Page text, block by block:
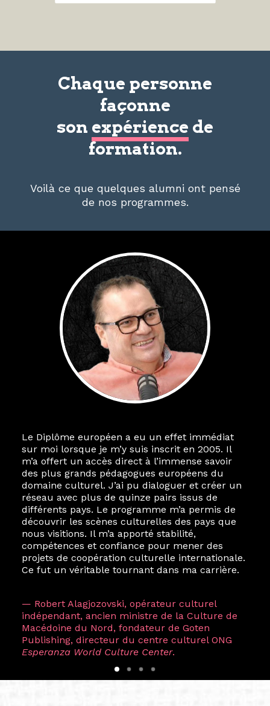
Chaque personne
façonne
son expérience de
formation.
Voilà ce que quelques alumni ont pensé
de nos programmes.
Le Diplôme européen a eu un effet immédiat
sur moi lorsque je m’y suis inscrit en 2005. Il
m’a offert un accès direct à l’immense savoir
des plus grands pédagogues européens du
domaine culturel. J’ai pu dialoguer et créer un
réseau avec plus de quinze pairs issus de
différents pays. Le programme m’a permis de
découvrir les scènes culturelles des pays que
nous visitions. Il m’a apporté stabilité,
compétences et confiance pour mener des
projets de coopération culturelle internationale.
Ce fut un véritable tournant dans ma carrière.
— Robert Alagjozovski, opérateur culturel
indépendant, ancien ministre de la Culture de
Macédoine du Nord, fondateur de Goten
Publishing, directeur du centre culturel ONG
Esperanza World Culture Center.
Le destin a voulu que ma vie privée et ma vie
professionnelle dans les arts soient étroitement
liées. Durant mon année au sein du Diplôme
Marcel Hicter, j’ai intégré un réseau européen
aussi inattendu que vibrant, qui s’est étendu
bien au-delà de la salle de classe. En quelques
mois, j’invitais mes camarades à collaborer sur
des projets allant de Baguio City à Pékin,
de Helsinki à Kuala Lumpur, Langkawi, Manille,
Tokyo et Varsovie, renforçant ainsi ma vision de
curatrice consistant à connecter des artistes à
travers les disciplines et les continents.
celle avec ma consœurHicterienneRuthe
Zuntz — une amitié dont la générosité et la
vision ont transformé ma trajectoire et m’ont
conduite de Singapour à Berlin pendant près
d’une décennie. Aujourd’hui encore, les amitiés
forgées durant cette année intense et inspirante
conservent une magie particulière ; elles me